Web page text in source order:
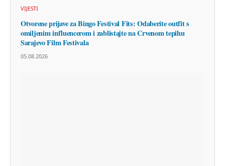
VIJESTI
Otvorene prijave za Bingo Festival Fits: Odaberite outfit s
omiljenim influencerom i zablistajte na Crvenom tepihu
Sarajevo Film Festivala
05.08.2026